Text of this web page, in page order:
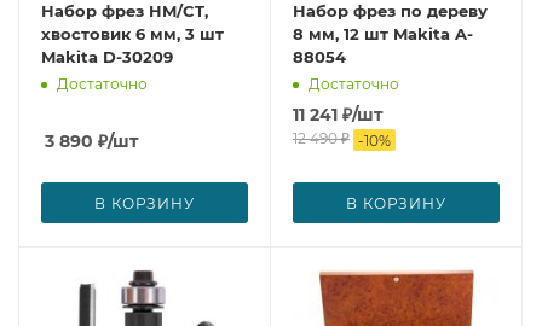
Набор фрез HM/CT,
хвостовик 6 мм, 3 шт
Makita D-30209
Достаточно
3 890 ₽/шт
В КОРЗИНУ
Набор фрез по дереву
8 мм, 12 шт Makita A-
88054
Достаточно
11 241 ₽/шт
12 490₽ -10%
В КОРЗИНУ